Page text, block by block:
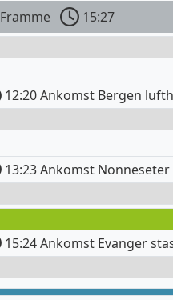
Framme
15:27
12:20 Ankomst Bergen
13:23 Ankomst Nonneseter
15:24 Ankomst Evanger